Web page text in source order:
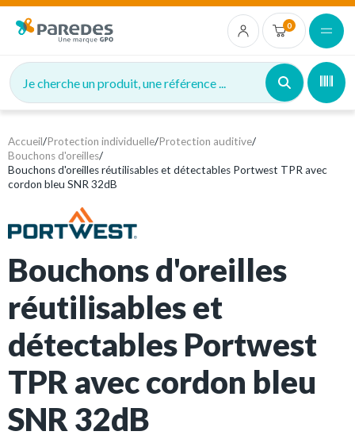
0
Je cherche un produit, une référence ...
Accueil/Protection individuelle/Protection auditive/
Bouchons d'oreilles/
Bouchons d'oreilles réutilisables et détectables Portwest TPR avec
cordon bleu SNR 32dB
Bouchons d'oreilles
réutilisables et
détectables Portwest
TPR avec cordon bleu
SNR 32dB